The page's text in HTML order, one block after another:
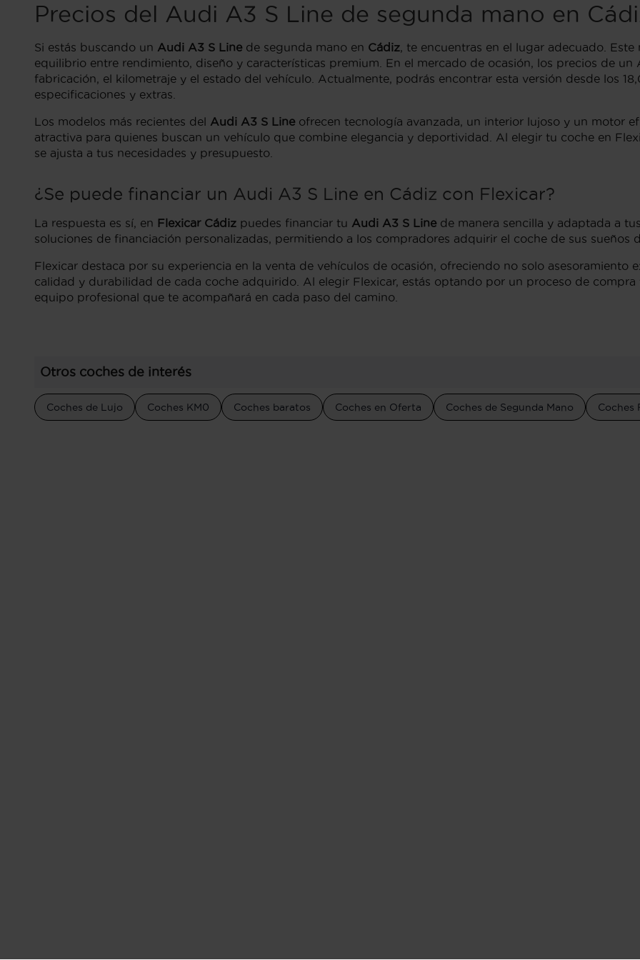
Precios del Audi A3 S Line de segunda mano en
Si estás buscando un Audi A3 S Line de segunda mano en Cádiz, te encuentras en el lugar adecuado.
equilibrio entre rendimiento, diseño y características premium. En el mercado de ocasión, los precios de
fabricación, el kilometraje y el estado del vehículo. Actualmente, podrás encontrar esta versión desde los
especificaciones y extras.
Los modelos más recientes del Audi A3 S Line ofrecen tecnología avanzada, un interior lujoso y un motor
atractiva para quienes buscan un vehículo que combine elegancia y deportividad. Al elegir tu coche en
se ajusta a tus necesidades y presupuesto.
¿Se puede financiar un Audi A3 S Line en Cádiz con Flexicar?
La respuesta es sí, en Flexicar Cádiz puedes financiar tu Audi A3 S Line de manera sencilla y adaptada a
soluciones de financiación personalizadas, permitiendo a los compradores adquirir el coche de sus sueños
Flexicar destaca por su experiencia en la venta de vehículos de ocasión, ofreciendo no solo asesoramiento
calidad y durabilidad de cada coche adquirido. Al elegir Flexicar, estás optando por un proceso de
equipo profesional que te acompañará en cada paso del camino.
Otros coches de interés
Coches de Lujo Coches KM0 Coches baratos Coches en Oferta Coches de Segunda Mano Coches